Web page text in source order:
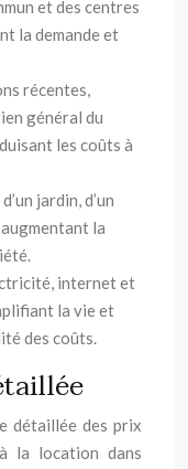
et des centres
la demande et
récentes,
général du
les coûts à
jardin, d’un
la
internet et
la vie et
des coûts.
détaillée des prix
la location dans